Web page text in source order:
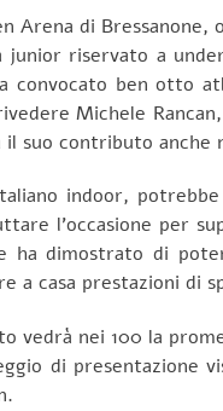
Arena di
riservato a
convocato ben otto
Michele
suo contributo anche
indoor,
l’occasione per
ha dimostrato di
a casa prestazioni di
vedrà nei 100 la
di presentazione